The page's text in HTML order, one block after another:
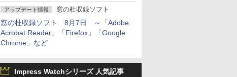
アップデート情報 窓の杜収録ソフト
窓の杜収録ソフト 8月7日 ～「Adobe
Acrobat Reader」「Firefox」「Google
Chrome」など
Impress Watchシリーズ 人気記事